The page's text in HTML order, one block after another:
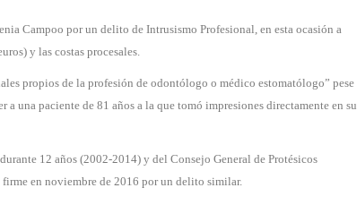
Campoo por un delito de Intrusismo Profesional, en esta ocasión a
y las costas procesales.
propios de la profesión de odontólogo o médico estomatólogo” pese
una paciente de 81 años a la que tomó impresiones directamente en su
12 años (2002-2014) y del Consejo General de Protésicos
en noviembre de 2016 por un delito similar.